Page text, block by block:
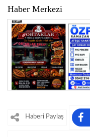
Haber Merkezi
Haberi Paylaş